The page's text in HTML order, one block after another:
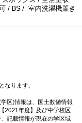
/ BS / 室内洗濯機置き
なります。
区)情報は、国土数値情報
2021年度】及び中学校区
記載情報が現在の学区域